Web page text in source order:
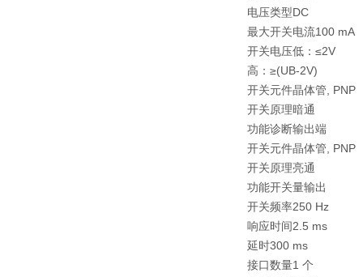
电压类型DC
最大开关电流100 mA
开关电压低：≤2V
高：≥(UB-2V)
开关元件晶体管, PNP
开关原理暗通
功能诊断输出端
开关元件晶体管, PNP
开关原理亮通
功能开关量输出
开关频率250 Hz
响应时间2.5 ms
延时300 ms
接口数量1 个